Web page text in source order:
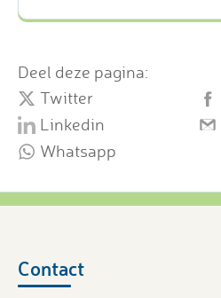
Deel deze pagina:
Twitter
Linkedin
Whatsapp
Contact